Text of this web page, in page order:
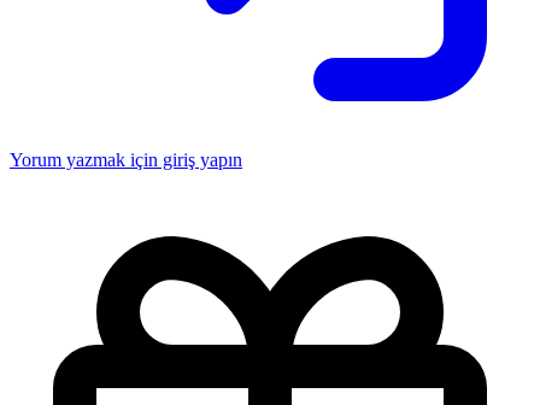
Yorum yazmak için giriş yapın